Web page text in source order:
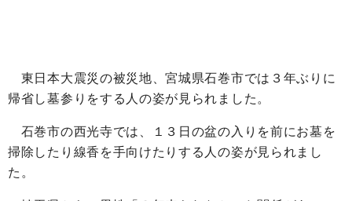
東日本大震災の被災地、宮城県石巻市では３年ぶりに
帰省し墓参りをする人の姿が見られました。
石巻市の西光寺では、１３日の盆の入りを前にお墓を
掃除したり線香を手向けたりする人の姿が見られまし
た。